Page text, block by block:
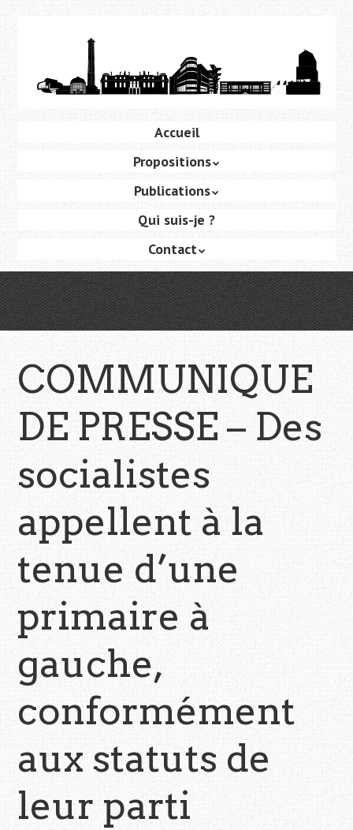
principal
au
Accueil
Propositions
Publications
Qui suis-je ?
Contact
COMMUNIQUE
DE PRESSE – Des
socialistes
appellent à la
tenue d’une
primaire à
gauche,
conformément
aux statuts de
leur parti